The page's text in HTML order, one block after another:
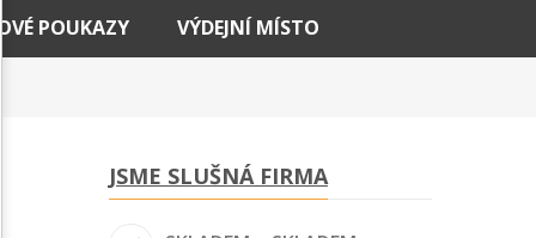
POUKAZY VÝDEJNÍ MÍSTO
JSME SLUŠNÁ FIRMA